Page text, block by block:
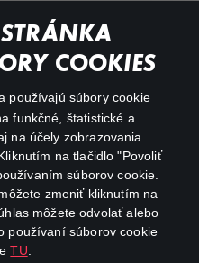
COOKIES
používajú súbory cookie
funkčné, štatistické a
na účely zobrazovania
na tlačidlo "Povoliť
súborov cookie.
zmeniť kliknutím na
môžete odvolať alebo
používaní súborov cookie
TU